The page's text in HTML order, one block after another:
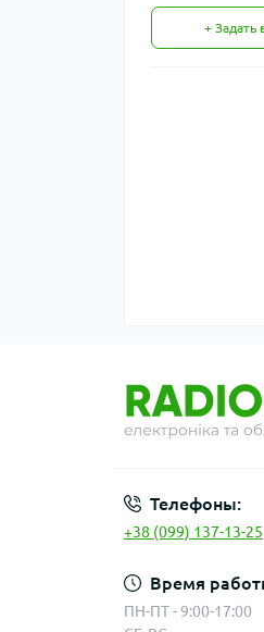
+ Задать
Телефоны:
+38 (099) 137-13-25
Время
ПН-ПТ - 9:00-17:00